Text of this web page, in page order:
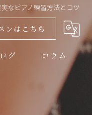
なピアノ練習方法とコツ
ンはこちら
グ コラム